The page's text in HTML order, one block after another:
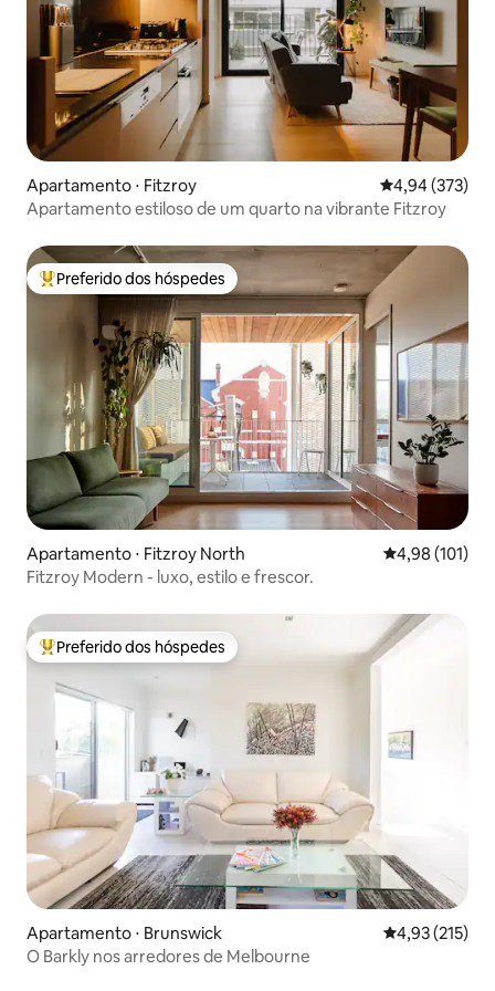
Apartamento ⋅ Fitzroy 4,94 de uma
4,94 (373)
Apartamento estiloso de um quarto na vibrante Fitzroy
Entre os melhores preferidos dos hóspedes
Preferido dos hóspedes
Apartamento ⋅ Fitzroy North 4,98 de uma
4,98 (101)
Fitzroy Modern - luxo, estilo e frescor.
Entre os melhores preferidos dos hóspedes
Preferido dos hóspedes
Apartamento ⋅ Brunswick 4,93 de uma
4,93 (215)
O Barkly nos arredores de Melbourne